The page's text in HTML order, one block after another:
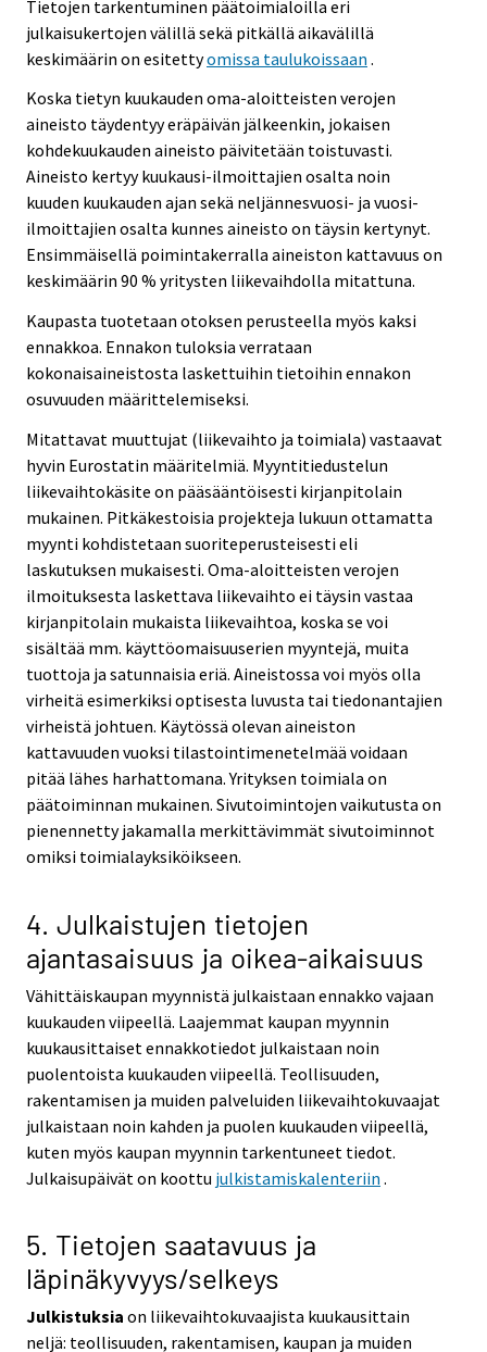
Tietojen tarkentuminen päätoimialoilla eri
julkaisukertojen välillä sekä pitkällä aikavälillä
keskimäärin on esitettyomissa taulukoissaan .
Koska tietyn kuukauden oma-aloitteisten verojen
aineisto täydentyy eräpäivän jälkeenkin, jokaisen
kohdekuukauden aineisto päivitetään toistuvasti.
Aineisto kertyy kuukausi-ilmoittajien osalta noin
kuuden kuukauden ajan sekä neljännesvuosi- ja vuosi-
ilmoittajien osalta kunnes aineisto on täysin kertynyt.
Ensimmäisellä poimintakerralla aineiston kattavuus on
keskimäärin 90 % yritysten liikevaihdolla mitattuna.
Kaupasta tuotetaan otoksen perusteella myös kaksi
ennakkoa. Ennakon tuloksia verrataan
kokonaisaineistosta laskettuihin tietoihin ennakon
osuvuuden määrittelemiseksi.
Mitattavat muuttujat (liikevaihto ja toimiala) vastaavat
hyvin Eurostatin määritelmiä. Myyntitiedustelun
liikevaihtokäsite on pääsääntöisesti kirjanpitolain
mukainen. Pitkäkestoisia projekteja lukuun ottamatta
myynti kohdistetaan suoriteperusteisesti eli
laskutuksen mukaisesti. Oma-aloitteisten verojen
ilmoituksesta laskettava liikevaihto ei täysin vastaa
kirjanpitolain mukaista liikevaihtoa, koska se voi
sisältää mm. käyttöomaisuuserien myyntejä, muita
tuottoja ja satunnaisia eriä. Aineistossa voi myös olla
virheitä esimerkiksi optisesta luvusta tai tiedonantajien
virheistä johtuen. Käytössä olevan aineiston
kattavuuden vuoksi tilastointimenetelmää voidaan
pitää lähes harhattomana. Yrityksen toimiala on
päätoiminnan mukainen. Sivutoimintojen vaikutusta on
pienennetty jakamalla merkittävimmät sivutoiminnot
omiksi toimialayksiköikseen.
4. Julkaistujen tietojen
ajantasaisuus ja oikea-aikaisuus
Vähittäiskaupan myynnistä julkaistaan ennakko vajaan
kuukauden viipeellä. Laajemmat kaupan myynnin
kuukausittaiset ennakkotiedot julkaistaan noin
puolentoista kuukauden viipeellä. Teollisuuden,
rakentamisen ja muiden palveluiden liikevaihtokuvaajat
julkaistaan noin kahden ja puolen kuukauden viipeellä,
kuten myös kaupan myynnin tarkentuneet tiedot.
Julkaisupäivät on koottu julkistamiskalenteriin .
5. Tietojen saatavuus ja
läpinäkyvyys/selkeys
Julkistuksia on liikevaihtokuvaajista kuukausittain
neljä: teollisuuden, rakentamisen, kaupan ja muiden